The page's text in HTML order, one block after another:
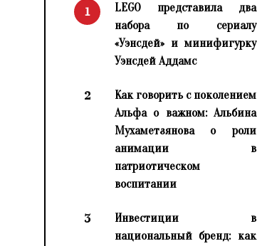
1
LEGO представила два
набора по сериалу
«Уэнсдей» и минифигурку
Уэнсдей Аддамс
2
Как говорить с поколением
Альфа о важном: Альбина
Мухаметзянова о роли
анимации в
патриотическом
воспитании
3
Инвестиции в
национальный бренд: как